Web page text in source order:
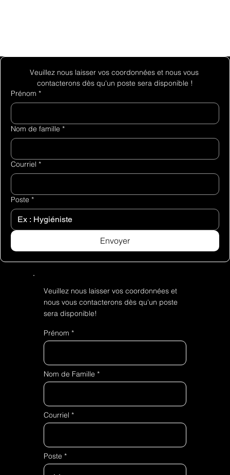
Veuillez nous laisser vos coordonnées et nous vous
contacterons dès qu'un poste sera disponible !
Prénom *
Nom de famille *
Courriel *
Poste *
Envoyer
Prénom
Nom de Famille
Courriel
Poste
Veuillez nous laisser vos coordonnées et
nous vous contacterons dès qu'un poste
sera disponible!